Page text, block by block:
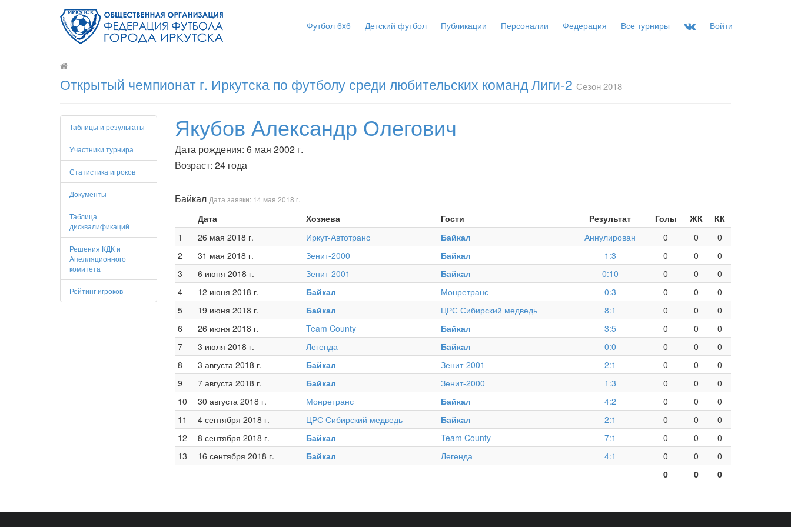
Футбол 6x6 Детский футбол Публикации Персоналии Федерация Все турниры Войти
Открытый чемпионат г. Иркутска по футболу среди любительских команд Лиги-2 Сезон 2018
Таблицы и результаты
Участники турнира
Статистика игроков
Документы
Таблица
дисквалификаций
Решения КДК и
Апелляционного
комитета
Рейтинг игроков
Якубов Александр Олегович
Дата рождения: 6 мая 2002 г.
Возраст: 24 года
Байкал Дата заявки: 14 мая 2018 г.
Дата Хозяева Гости Результат Голы ЖК
КК
1
26 мая 2018 г. Иркут-Автотранс Байкал Аннулирован 0 0
0
2
31 мая 2018 г. Зенит-2000 Байкал 1:3 0 0
0
3
6 июня 2018 г. Зенит-2001 Байкал 0:10 0 0
0
4
12 июня 2018 г. Байкал Монретранс 0:3 0 0
0
5
19 июня 2018 г. Байкал ЦРС Сибирский медведь 8:1 0 0
0
6
26 июня 2018 г. Team County Байкал 3:5 0 0
0
7
3 июля 2018 г. Легенда Байкал 0:0 0 0
0
8
3 августа 2018 г. Байкал Зенит-2001 2:1 0 0
0
9
7 августа 2018 г. Байкал Зенит-2000 1:3 0 0
0
10
30 августа 2018 г. Монретранс Байкал 4:2 0 0
0
11
4 сентября 2018 г. ЦРС Сибирский медведь Байкал 2:1 0 0
0
12
8 сентября 2018 г. Байкал Team County 7:1 0 0
0
13
16 сентября 2018 г. Байкал Легенда 4:1 0 0
0
0
0 0